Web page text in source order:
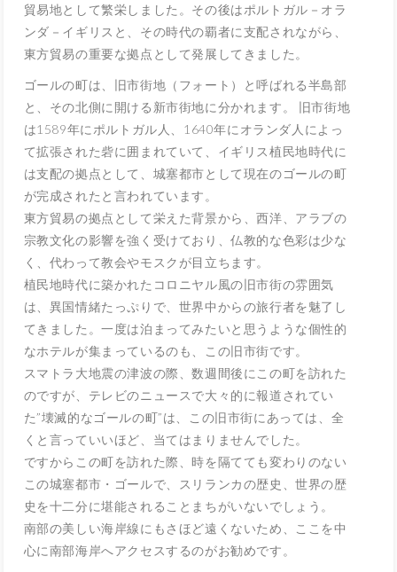
貿易地として繁栄しました。その後はポルトガル－オラ
ンダ－イギリスと、その時代の覇者に支配されながら、
東方貿易の重要な拠点として発展してきました。
ゴールの町は、旧市街地（フォート）と呼ばれる半島部
と、その北側に開ける新市街地に分かれます。 旧市街地
は1589年にポルトガル人、 1640年にオランダ人によっ
て拡張された砦に囲まれていて、イギリス植民地時代に
は支配の拠点として、城塞都市として現在のゴールの町
が完成されたと言われています。
東方貿易の拠点として栄えた背景から、西洋、アラブの
宗教文化の影響を強く受けており、仏教的な色彩は少な
く、代わって教会やモスクが目立ちます。
植民地時代に築かれたコロニヤル風の旧市街の雰囲気
は、異国情緒たっぷりで、世界中からの旅行者を魅了し
てきました。一度は泊まってみたいと思うような個性的
なホテルが集まっているのも、この旧市街です。
スマトラ大地震の津波の際、数週間後にこの町を訪れた
のですが、テレビのニュースで大々的に報道されてい
た”壊滅的なゴールの町”は、この旧市街にあっては、全
くと言っていいほど、当てはまりませんでした。
ですからこの町を訪れた際、時を隔てても変わりのない
この城塞都市・ゴールで、スリランカの歴史、世界の歴
史を十二分に堪能されることまちがいないでしょう。
南部の美しい海岸線にもさほど遠くないため、ここを中
心に南部海岸へアクセスするのがお勧めです。